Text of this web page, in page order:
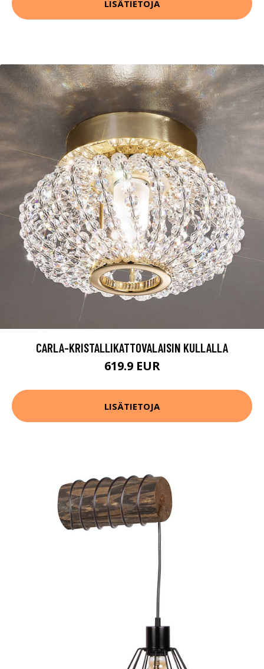
LISÄTIETOJA
CARLA-KRISTALLIKATTOVALAISIN KULLALLA
619.9 EUR
LISÄTIETOJA